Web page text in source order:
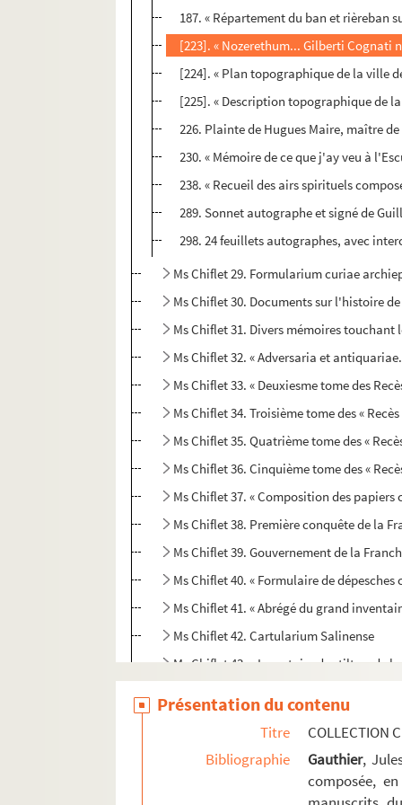
187. « Répartement du ban et rièreban
[223]. « Nozerethum... Gilberti Cognati
[224]. « Plan topographique de la ville
[225]. « Description topographique de
226. Plainte de Hugues Maire, maître
230. « Mémoire de ce que j'ay veu à
238. « Recueil des airs spirituels
289. Sonnet autographe et signé de
298. 24 feuillets autographes, avec
Ms Chiflet 29. Formularium curiae
Ms Chiflet 30. Documents sur l'histoire
Ms Chiflet 31. Divers mémoires touchant
Ms Chiflet 32. « Adversaria et
Ms Chiflet 33. « Deuxiesme tome des
Ms Chiflet 34. Troisième tome des «
Ms Chiflet 35. Quatrième tome des «
Ms Chiflet 36. Cinquième tome des «
Ms Chiflet 37. « Composition des
Ms Chiflet 38. Première conquête de la
Ms Chiflet 39. Gouvernement de la
Ms Chiflet 40. « Formulaire de
Ms Chiflet 41. « Abrégé du grand
Ms Chiflet 42. Cartularium Salinense
Ms Chiflet 43. « Inventaire des tiltres de
Ms Chiflet 47. Démêlés entre la ville de
Présentation du contenu
Titre
COLLECTION
Bibliographie
Gauthier,
composée,